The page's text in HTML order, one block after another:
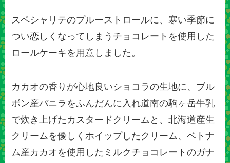
スペシャリテのプルーストロールに、寒い季節に
つい恋しくなってしまうチョコレートを使用した
ロールケーキを用意しました。
カカオの香りが心地良いショコラの生地に、ブル
ボン産バニラをふんだんに入れ道南の駒ヶ岳牛乳
で炊き上げたカスタードクリームと、北海道産生
クリームを優しくホイップしたクリーム、ベトナ
ム産カカオを使用したミルクチョコレートのガナ